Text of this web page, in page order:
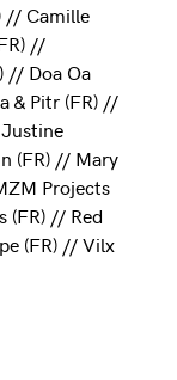
// Camille
//
// Doa Oa
& Pitr (FR) //
(FR) // Mary
Projects
(FR) // Red
(FR) // Vilx